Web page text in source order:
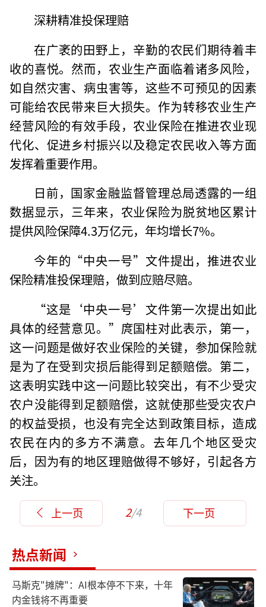
深耕精准投保理赔
在广袤的田野上，辛勤的农民们期待着丰
收的喜悦。然而，农业生产面临着诸多风险，
如自然灾害、病虫害等，这些不可预见的因素
可能给农民带来巨大损失。作为转移农业生产
经营风险的有效手段，农业保险在推进农业现
代化、促进乡村振兴以及稳定农民收入等方面
发挥着重要作用。
日前，国家金融监督管理总局透露的一组
数据显示，三年来，农业保险为脱贫地区累计
提供风险保障4.3万亿元，年均增长7%。
今年的“中央一号”文件提出，推进农业
保险精准投保理赔，做到应赔尽赔。
“这是‘中央一号’文件第一次提出如此
具体的经营意见。”庹国柱对此表示，第一，
这一问题是做好农业保险的关键，参加保险就
是为了在受到灾损后能得到足额赔偿。第二，
这表明实践中这一问题比较突出，有不少受灾
农户没能得到足额赔偿，这就使那些受灾农户
的权益受损，也没有完全达到政策目标，造成
农民在内的多方不满意。去年几个地区受灾
后，因为有的地区理赔做得不够好，引起各方
关注。
上一页 2/4 下一页
热点新闻
马斯克"摊牌"：AI根本停不下来，十年
内金钱将不再重要